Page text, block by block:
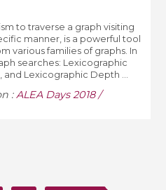
to traverse a graph visiting
manner, is a powerful tool
various families of graphs. In
searches: Lexicographic
Lexicographic Depth ...
:ALEA Days 2018 /